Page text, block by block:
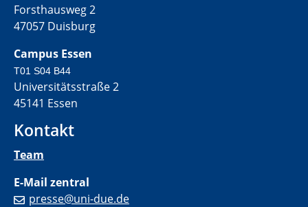
Forsthausweg 2
47057 Duisburg
Campus Essen
T01 S04 B44
Universitätsstraße 2
45141 Essen
Kontakt
Team
E-Mail zentral
presse@uni-due.de